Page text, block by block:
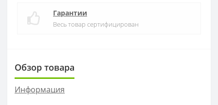
Гарантии
Весь товар сертифицирован
Обзор товара
Информация